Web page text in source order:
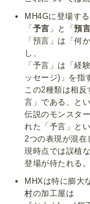
MH4Gに登場する
「 予言 」と「預言
「預言」は「何
し、
「予言」は「経
ッセージ)」を指
この2種類は相
言」である、と
伝説のモンスタ
れた「予言」と
2つの表現が混在
現時点では誤植
登場が待たれる。
MHXは特に膨大
村の加工屋は